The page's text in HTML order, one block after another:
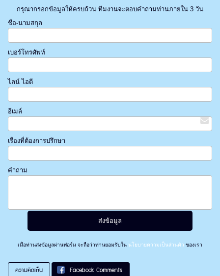
กรุณากรอกข้อมูลให้ครบถ้วน ทีมงานจะตอบคำถามท่านภายใน 3 วัน
ชื่อ-นามสกุล
เบอร์โทรศัพท์
ไลน์ ไอดี
อีเมล์
เรื่องที่ต้องการปรึกษา
คำถาม
เมื่อท่านส่งข้อมูลผ่านฟอร์ม จะถือว่าท่านยอมรับใน นโยบายความเป็นส่วนตัว ของเรา
ความคิดเห็น Facebook Comments